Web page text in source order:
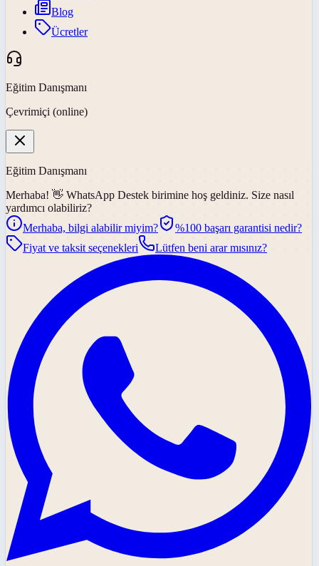
Blog
Ücretler
Eğitim Danışmanı
Çevrimiçi (online)
Eğitim Danışmanı
Merhaba! 👋 WhatsApp Destek birimine hoş geldiniz. Size nasıl
yardımcı olabiliriz?
Merhaba, bilgi alabilir miyim?
%100 başarı garantisi nedir?
Fiyat ve taksit seçenekleri
Lütfen beni arar mısınız?